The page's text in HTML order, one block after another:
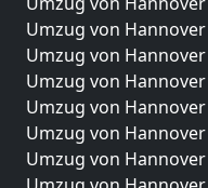
Umzug von
Umzug von
Umzug von
Umzug von
Umzug von
Umzug von